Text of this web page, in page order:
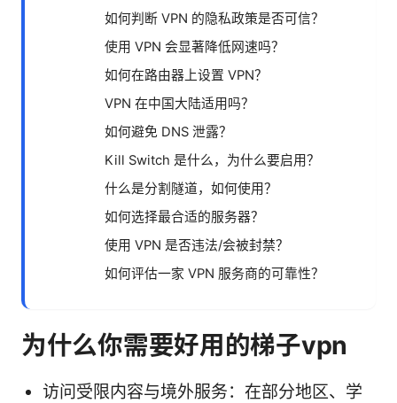
如何判断 VPN 的隐私政策是否可信？
使用 VPN 会显著降低网速吗？
如何在路由器上设置 VPN？
VPN 在中国大陆适用吗？
如何避免 DNS 泄露？
Kill Switch 是什么，为什么要启用？
什么是分割隧道，如何使用？
如何选择最合适的服务器？
使用 VPN 是否违法/会被封禁？
如何评估一家 VPN 服务商的可靠性？
为什么你需要好用的梯子vpn
访问受限内容与境外服务：在部分地区、学